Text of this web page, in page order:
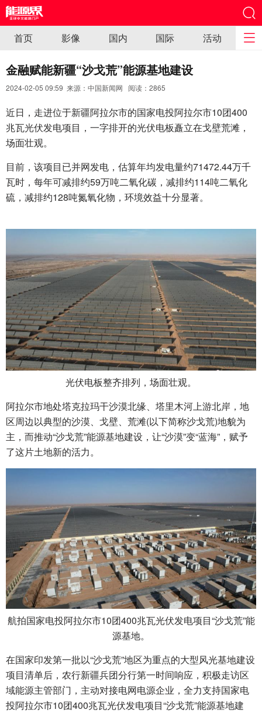
首页 影像 国内 国际 活动
金融赋能新疆“沙戈荒”能源基地建设
2024-02-05 09:59 来源：中国新闻网 阅读： 2865
近日，走进位于新疆阿拉尔市的国家电投阿拉尔市10团400
兆瓦光伏发电项目，一字排开的光伏电板矗立在戈壁荒滩，
场面壮观。
目前，该项目已并网发电，估算年均发电量约71472.44万千
瓦时，每年可减排约59万吨二氧化碳，减排约114吨二氧化
硫，减排约128吨氮氧化物，环境效益十分显著。
光伏电板整齐排列，场面壮观。
阿拉尔市地处塔克拉玛干沙漠北缘、塔里木河上游北岸，地
区周边以典型的沙漠、戈壁、荒滩(以下简称沙戈荒)地貌为
主，而推动“沙戈荒”能源基地建设，让“沙漠”变“蓝海”，赋予
了这片土地新的活力。
航拍国家电投阿拉尔市10团400兆瓦光伏发电项目“沙戈荒”能
源基地。
在国家印发第一批以“沙戈荒”地区为重点的大型风光基地建设
项目清单后，农行新疆兵团分行第一时间响应，积极走访区
域能源主管部门，主动对接电网电源企业，全力支持国家电
投阿拉尔市10团400兆瓦光伏发电项目“沙戈荒”能源基地建